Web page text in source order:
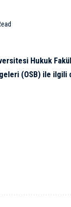
Hukuk
(OSB) ile